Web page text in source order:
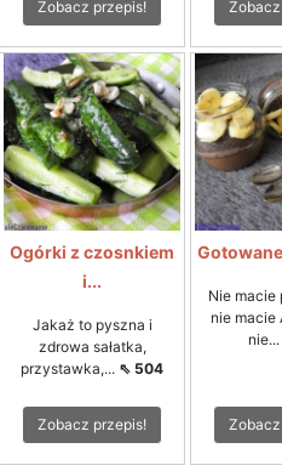
Zobacz przepis!
Ogórki z czosnkiem
i...
Jakaż to pyszna i
zdrowa sałatka,
przystawka,... ⇖ 504
Zobacz przepis!
Nie macie
nie macie
nie...